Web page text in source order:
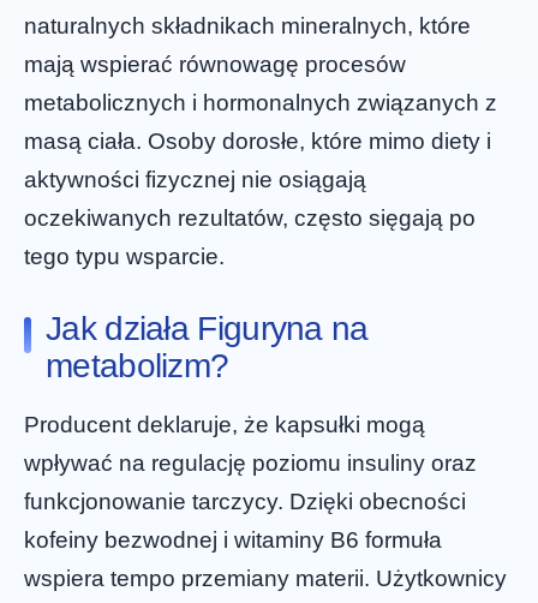
naturalnych składnikach mineralnych, które
mają wspierać równowagę procesów
metabolicznych i hormonalnych związanych z
masą ciała. Osoby dorosłe, które mimo diety i
aktywności fizycznej nie osiągają
oczekiwanych rezultatów, często sięgają po
tego typu wsparcie.
Jak działa Figuryna na
metabolizm?
Producent deklaruje, że kapsułki mogą
wpływać na regulację poziomu insuliny oraz
funkcjonowanie tarczycy. Dzięki obecności
kofeiny bezwodnej i witaminy B6 formuła
wspiera tempo przemiany materii. Użytkownicy